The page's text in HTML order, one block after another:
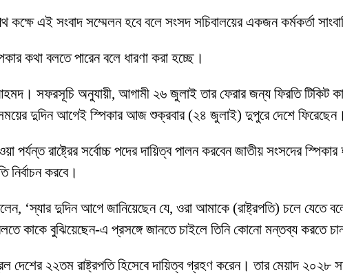
এই সংবাদ সম্মেলন হবে বলে সংসদ সচিবালয়ের একজন কর্মকর্তা
কথা বলতে পারেন বলে ধারণা করা হচ্ছে।
সফরসূচি অনুযায়ী, আগামী ২৬ জুলাই তার ফেরার জন্য ফিরতি টিকিট
সময়ের দুদিন আগেই স্পিকার আজ শুক্রবার (২৪ জুলাই) দুপুরে দেশে ফিরেছেন।
পর্যন্ত রাষ্ট্রের সর্বোচ্চ পদের দায়িত্ব পালন করবেন জাতীয় সংসদের
নির্বাচন করবে।
‘স্যার দুদিন আগে জানিয়েছেন যে, ওরা আমাকে (রাষ্ট্রপতি) চলে
কাকে বুঝিয়েছেন-এ প্রসঙ্গে জানতে চাইলে তিনি কোনো মন্তব্য করতে
দেশের ২২তম রাষ্ট্রপতি হিসেবে দায়িত্ব গ্রহণ করেন। তার মেয়াদ ২০২৮